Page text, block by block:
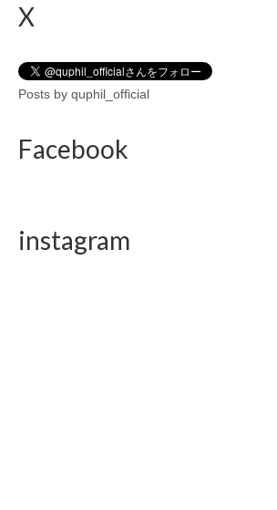
X
Posts by quphil_official
Facebook
instagram